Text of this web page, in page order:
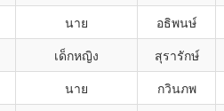
นาย อธิพนษ์
เด็กหญิง สุรารักษ์
นาย กวินภพ